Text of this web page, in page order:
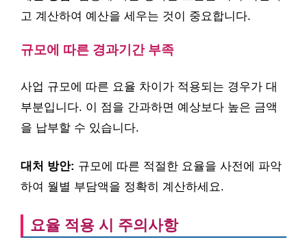
고 계산하여 예산을 세우는 것이 중요합니다.
규모에 따른 경과기간 부족
사업 규모에 따른 요율 차이가 적용되는 경우가 대
부분입니다. 이 점을 간과하면 예상보다 높은 금액
을 납부할 수 있습니다.
대처 방안: 규모에 따른 적절한 요율을 사전에 파악
하여 월별 부담액을 정확히 계산하세요.
요율 적용 시 주의사항